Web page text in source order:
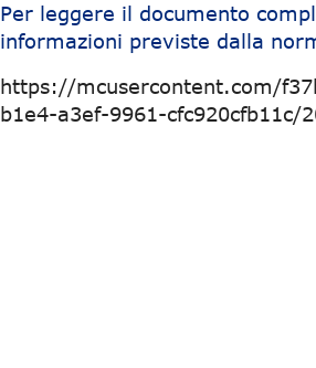
Per leggere il documento
informazioni previste dalla
https://mcusercontent.com/
b1e4-a3ef-9961-cfc920cfb11c/